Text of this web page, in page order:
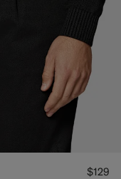
$129